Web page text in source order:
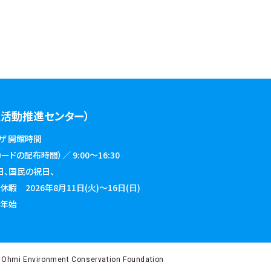
動推進センター）
開館時間
ードの配布時間）／ 9:00～16:30
国民の祝日、
年8月11日(火)～16日(日)
Environment Conservation Foundation